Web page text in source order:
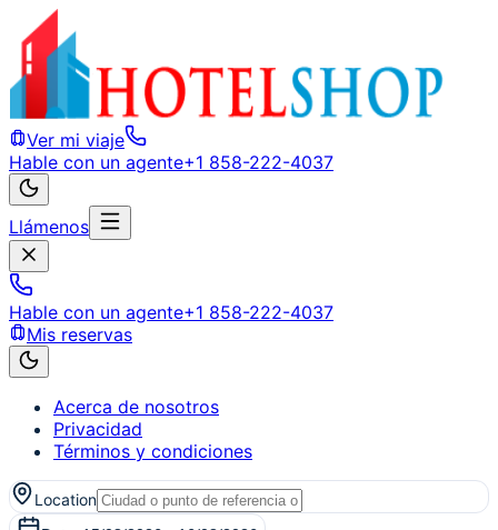
Ver mi viaje
Hable con un agente+1 858-222-4037
Llámenos
Hable con un agente+1 858-222-4037
Mis reservas
Acerca de nosotros
Privacidad
Términos y condiciones
Location